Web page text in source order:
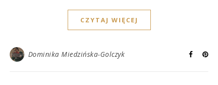
CZYTAJ WIĘCEJ
Dominika Miedzińska-Golczyk